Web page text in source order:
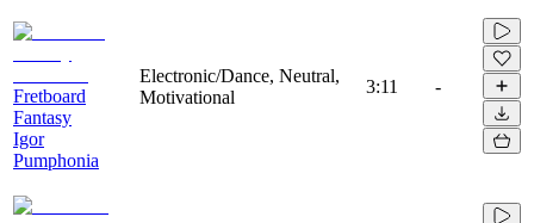
Fretboard
Fantasy
Igor
Pumphonia
Electronic/Dance, Neutral,
Motivational
3:11 -